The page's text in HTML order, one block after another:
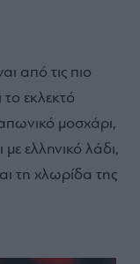
από τις πιο
εκλεκτό
μοσχάρι,
ελληνικό λάδι,
τη χλωρίδα της